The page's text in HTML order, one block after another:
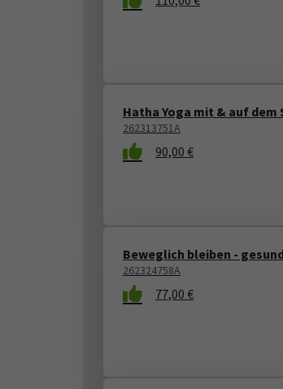
Hatha Yoga mit & auf dem
262313751A
90,00 €
Beweglich bleiben -
262324758A
77,00 €